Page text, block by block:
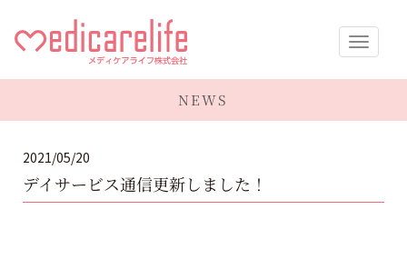
メディケア
会社
NEWS
2021/05/20
デイサービス通信更新しました！